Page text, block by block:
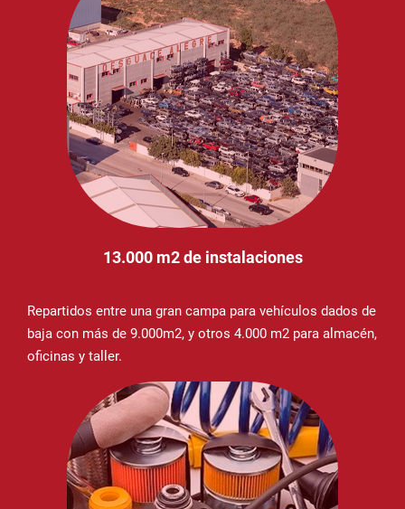
13.000 m2 de instalaciones
Repartidos entre una gran campa para vehículos dados de
baja con más de 9.000m2, y otros 4.000 m2 para almacén,
oficinas y taller.